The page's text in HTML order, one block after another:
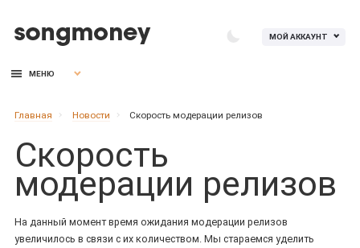
МОЙ АККАУНТ
МЕНЮ
Главная Новости Скорость модерации релизов
Скорость
модерации релизов
На данный момент время ожидания модерации релизов
увеличилось в связи с их количеством. Мы стараемся уделить